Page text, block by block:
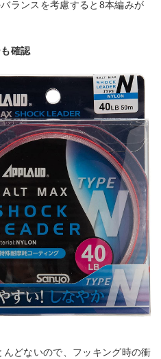
ランスを考慮すると8本編みが
確認
どないので、フッキング時の衝